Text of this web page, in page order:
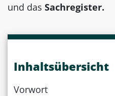
und das Sachregister.
Inhaltsübersicht
Vorwort